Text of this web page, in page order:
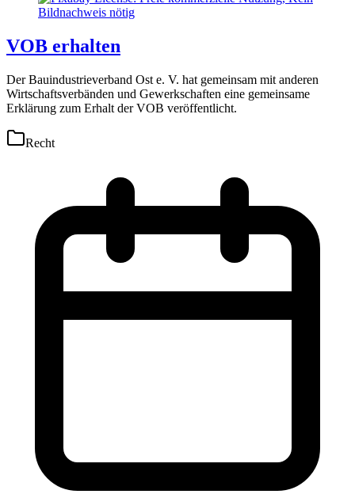
VOB erhalten
Der Bauindustrieverband Ost e. V. hat gemeinsam mit anderen
Wirtschaftsverbänden und Gewerkschaften eine gemeinsame
Erklärung zum Erhalt der VOB veröffentlicht.
Recht